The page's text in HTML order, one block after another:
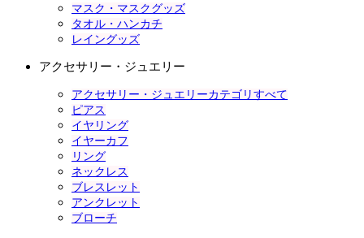
マスク・マスクグッズ
タオル・ハンカチ
レイングッズ
アクセサリー・ジュエリー
アクセサリー・ジュエリーカテゴリすべて
ピアス
イヤリング
イヤーカフ
リング
ネックレス
ブレスレット
アンクレット
ブローチ